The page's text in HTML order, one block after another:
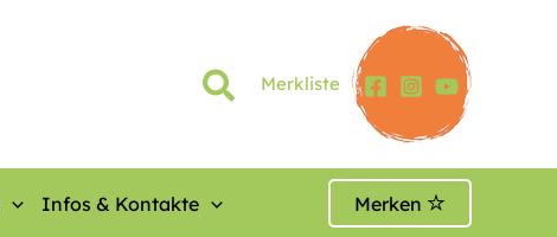
Merkliste
Infos & Kontakte Merken